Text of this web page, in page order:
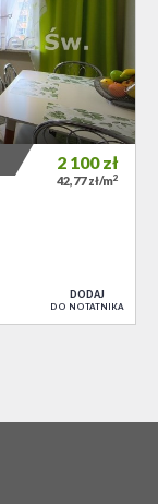
2 100zł
42,77 zł/m2
DODAJ
DO NOTATNIKA